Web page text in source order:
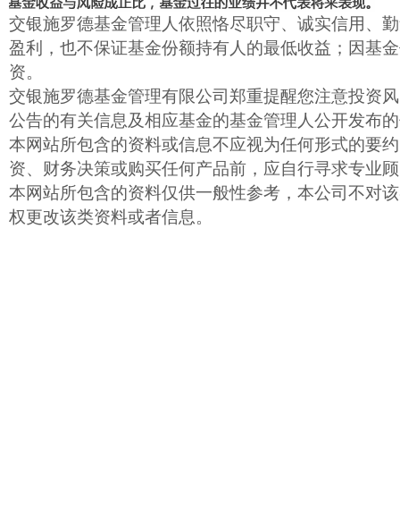
交银施罗德基金管理人依照恪尽职守、诚实信用、
盈利，也不保证基金份额持有人的最低收益；因基
资。
交银施罗德基金管理有限公司郑重提醒您注意投资
公告的有关信息及相应基金的基金管理人公开发布
本网站所包含的资料或信息不应视为任何形式的要
资、财务决策或购买任何产品前，应自行寻求专业
本网站所包含的资料仅供一般性参考，本公司不对
权更改该类资料或者信息。